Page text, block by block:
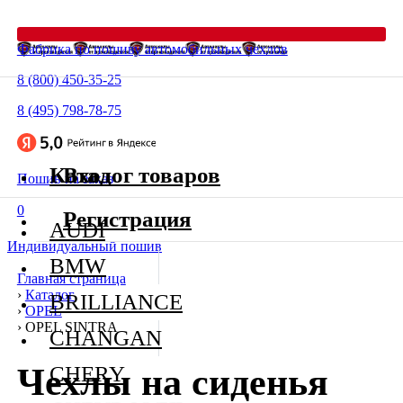
Фабрика по пошиву автомобильных чехлов
8 (800) 450-35-25
8 (495) 798-78-75
Пошив на заказ
0
Индивидуальный пошив
Главная страница
› Каталог
› OPEL
› OPEL SINTRA
Чехлы на сиденья
Каталог товаров
AUDI
BMW
BRILLIANCE
CHANGAN
CHERY
Вход
Регистрация